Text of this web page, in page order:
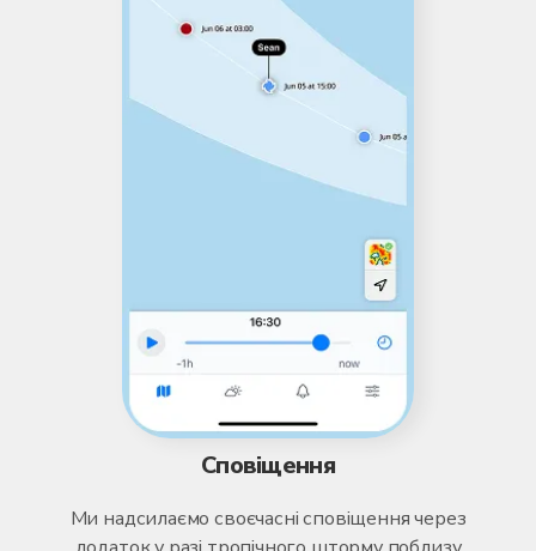
Сповіщення
Ми надсилаємо своєчасні сповіщення через